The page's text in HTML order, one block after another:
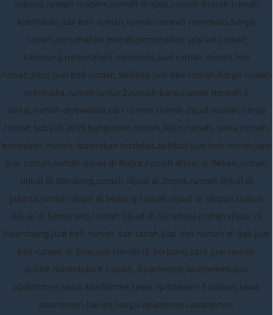
subsidi,rumah modern,rumah tingkat,rumah murah,rumah
kontrakan,jual beli rumah,rumah mewah minimalis,harga
rumah,perumahan murah,perumahan syariah,rumah
kampung,perumahan minimalis,jual rumah murah,beli
rumah,situs jual beli rumah,website jual beli rumah,harga rumah
minimalis,rumah lantai 2,rumah baru,rumah mewah 2
lantai,rumah disewakan,cari rumah,rumah dijual murah,harga
rumah subsidi 2019,bangunan rumah,iklan rumah, sewa rumah,
kontrakan murah, kontrakan terdekat,aplikasi jual beli rumah,app
jual rumah,rumah dijual di Bogor,rumah dijual di Bekasi,rumah
dijual di Bandung,rumah dijual di Depok,rumah dijual di
Jakarta,rumah dijual di Malang,rumah dijual di Medan,rumah
dijual di Semarang,rumah dijual di Surabaya,rumah dijual di
Palembang,jual beli rumah dan tanah,jual beli rumah di Bali,jual
beli rumah di Solo,jual rumah di Serpong,cara jual rumah
online,marketplace rumah. Apartemen apartemen,jual
apartemen,sewa apartemen,sewa apartemen bulanan,sewa
apartemen harian,harga apartemen,apartemen